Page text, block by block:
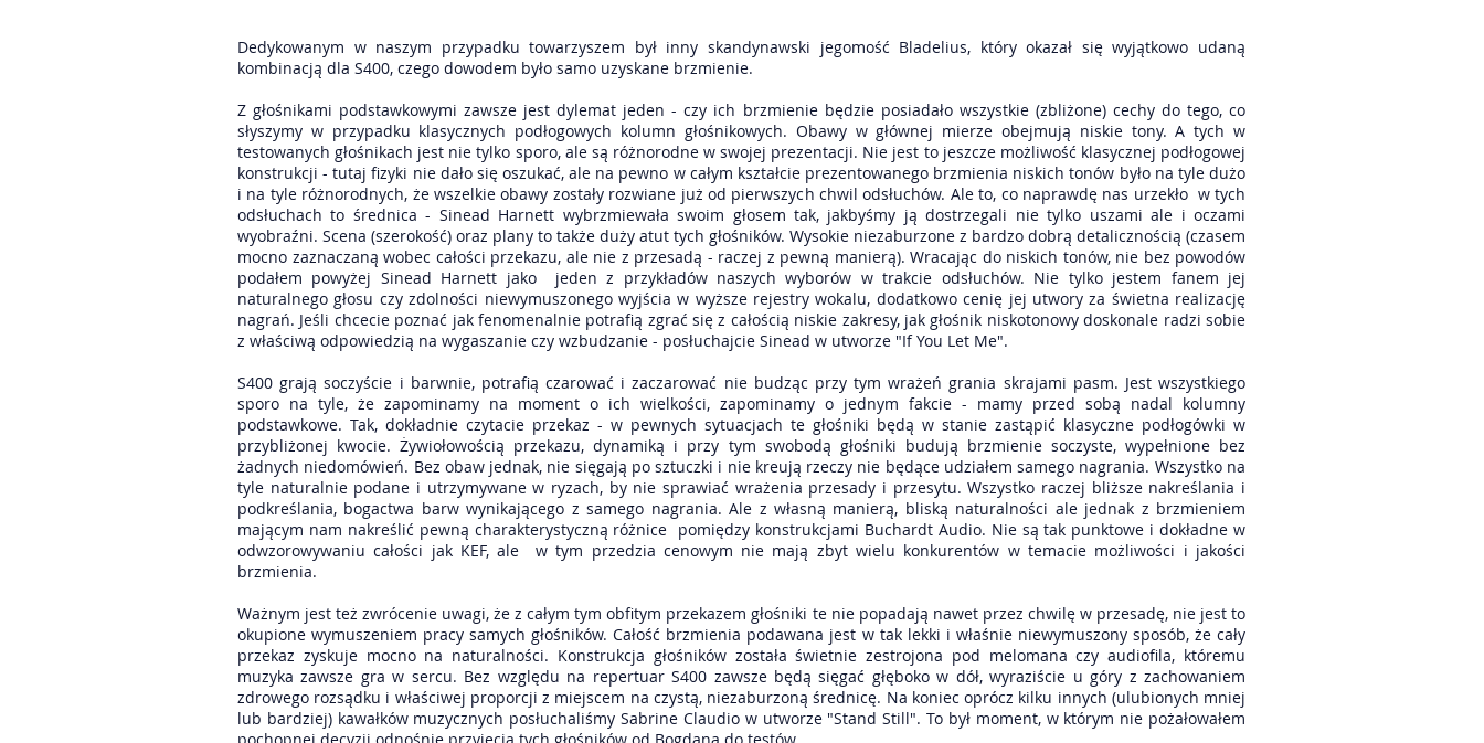
Dedykowanym w naszym przypadku towarzyszem był inny skandynawski jegomość Bladelius, który okazał się wyjątkowo udaną
kombinacją dla S400, czego dowodem było samo uzyskane brzmienie.
Z głośnikami podstawkowymi zawsze jest dylemat jeden - czy ich brzmienie będzie posiadało wszystkie (zbliżone) cechy do tego, co
słyszymy w przypadku klasycznych podłogowych kolumn głośnikowych. Obawy w głównej mierze obejmują niskie tony. A tych w
testowanych głośnikach jest nie tylko sporo, ale są różnorodne w swojej prezentacji. Nie jest to jeszcze możliwość klasycznej podłogowej
konstrukcji - tutaj fizyki nie dało się oszukać, ale na pewno w całym kształcie prezentowanego brzmienia niskich tonów było na tyle dużo
i na tyle różnorodnych, że wszelkie obawy zostały rozwiane już od pierwszych chwil odsłuchów. Ale to, co naprawdę nas urzekło w tych
odsłuchach to średnica - Sinead Harnett wybrzmiewała swoim głosem tak, jakbyśmy ją dostrzegali nie tylko uszami ale i oczami
wyobraźni. Scena (szerokość) oraz plany to także duży atut tych głośników. Wysokie niezaburzone z bardzo dobrą detalicznością (czasem
mocno zaznaczaną wobec całości przekazu, ale nie z przesadą - raczej z pewną manierą). Wracając do niskich tonów, nie bez powodów
podałem powyżej Sinead Harnett jako jeden z przykładów naszych wyborów w trakcie odsłuchów. Nie tylko jestem fanem jej
naturalnego głosu czy zdolności niewymuszonego wyjścia w wyższe rejestry wokalu, dodatkowo cenię jej utwory za świetna realizację
nagrań. Jeśli chcecie poznać jak fenomenalnie potrafią zgrać się z całością niskie zakresy, jak głośnik niskotonowy doskonale radzi sobie
z właściwą odpowiedzią na wygaszanie czy wzbudzanie - posłuchajcie Sinead w utworze "If You Let Me".
S400 grają soczyście i barwnie, potrafią czarować i zaczarować nie budząc przy tym wrażeń grania skrajami pasm. Jest wszystkiego
sporo na tyle, że zapominamy na moment o ich wielkości, zapominamy o jednym fakcie - mamy przed sobą nadal kolumny
podstawkowe. Tak, dokładnie czytacie przekaz - w pewnych sytuacjach te głośniki będą w stanie zastąpić klasyczne podłogówki w
przybliżonej kwocie. Żywiołowością przekazu, dynamiką i przy tym swobodą głośniki budują brzmienie soczyste, wypełnione bez
żadnych niedomówień. Bez obaw jednak, nie sięgają po sztuczki i nie kreują rzeczy nie będące udziałem samego nagrania. Wszystko na
tyle naturalnie podane i utrzymywane w ryzach, by nie sprawiać wrażenia przesady i przesytu. Wszystko raczej bliższe nakreślania i
podkreślania, bogactwa barw wynikającego z samego nagrania. Ale z własną manierą, bliską naturalności ale jednak z brzmieniem
mającym nam nakreślić pewną charakterystyczną różnice pomiędzy konstrukcjami Buchardt Audio. Nie są tak punktowe i dokładne w
odwzorowywaniu całości jak KEF, ale w tym przedzia cenowym nie mają zbyt wielu konkurentów w temacie możliwości i jakości
brzmienia.
Ważnym jest też zwrócenie uwagi, że z całym tym obfitym przekazem głośniki te nie popadają nawet przez chwilę w przesadę, nie jest to
okupione wymuszeniem pracy samych głośników. Całość brzmienia podawana jest w tak lekki i właśnie niewymuszony sposób, że cały
przekaz zyskuje mocno na naturalności. Konstrukcja głośników została świetnie zestrojona pod melomana czy audiofila, któremu
muzyka zawsze gra w sercu. Bez względu na repertuar S400 zawsze będą sięgać głęboko w dół, wyraziście u góry z zachowaniem
zdrowego rozsądku i właściwej proporcji z miejscem na czystą, niezaburzoną średnicę. Na koniec oprócz kilku innych (ulubionych mniej
lub bardziej) kawałków muzycznych posłuchaliśmy Sabrine Claudio w utworze "Stand Still". To był moment, w którym nie pożałowałem